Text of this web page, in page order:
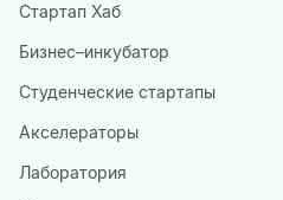
Стартап Хаб
Бизнес–инкубатор
Студенческие стартапы
Акселераторы
Лаборатория